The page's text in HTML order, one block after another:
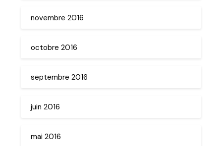
novembre 2016
octobre 2016
septembre 2016
juin 2016
mai 2016